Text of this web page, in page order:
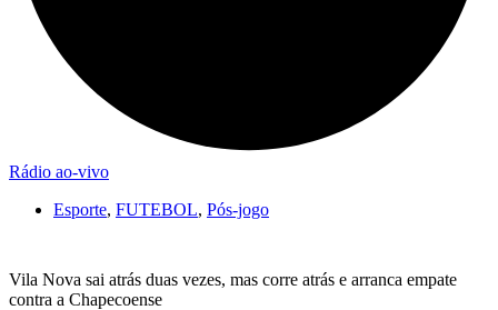
Rádio ao-vivo
Esporte, FUTEBOL, Pós-jogo
Vila Nova sai atrás duas vezes, mas corre atrás e arranca empate
contra a Chapecoense